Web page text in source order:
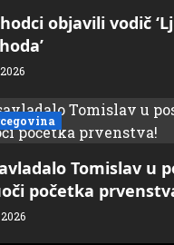
objavili vodič
Tomislav u
početka